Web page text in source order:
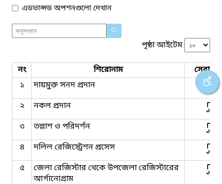
এডভান্সড অপশনগুলো দেখান
পৃষ্ঠা আইটেম
নং শিরোনাম
সেবার
১
দায়মুক্ত সনদ প্রদান
২
নকল প্রদান
৩
তল্লাশ ও পরিদর্শন
৪
দলিল রেজিস্ট্রেশন প্রসেস
৫
জেলা রেজিস্টার থেকে উপজেলা রেজিস্টারের
আর্গানোগ্রাম